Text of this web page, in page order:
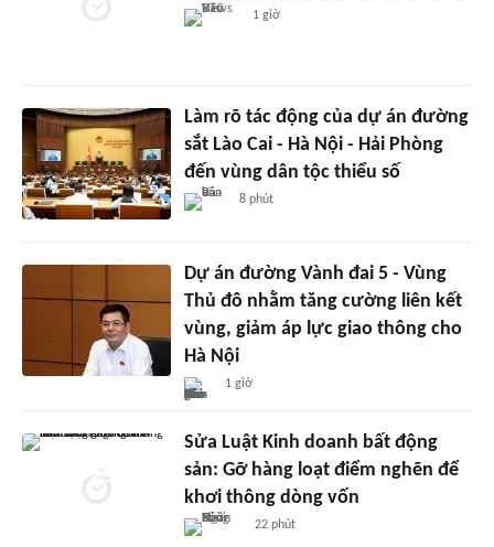
1 giờ
Làm rõ tác động của dự án đường
sắt Lào Cai - Hà Nội - Hải Phòng
đến vùng dân tộc thiểu số
8 phút
Dự án đường Vành đai 5 - Vùng
Thủ đô nhằm tăng cường liên kết
vùng, giảm áp lực giao thông cho
Hà Nội
1 giờ
Sửa Luật Kinh doanh bất động
sản: Gỡ hàng loạt điểm nghẽn để
khơi thông dòng vốn
22 phút